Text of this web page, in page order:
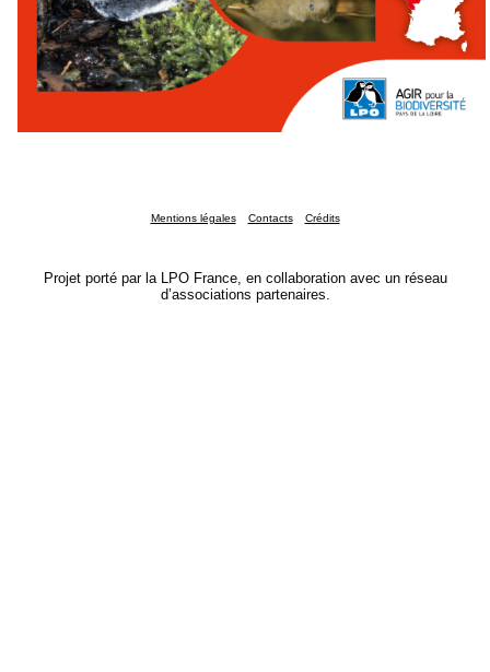
Mentions légales Contacts Crédits
Projet porté par la LPO France, en collaboration avec un réseau
d’associations partenaires.